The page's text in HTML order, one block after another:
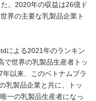
。2020年の収益は26億ド
界の主要な乳製品企業ト
による2021年のランキン
で世界の乳製品生産者トッ
以来、このベトナムブラ
乳製品企業と共に、トッ
一の乳製品生産者になっ